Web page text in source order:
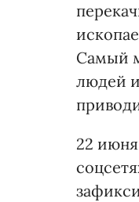
Самый
людей и
22